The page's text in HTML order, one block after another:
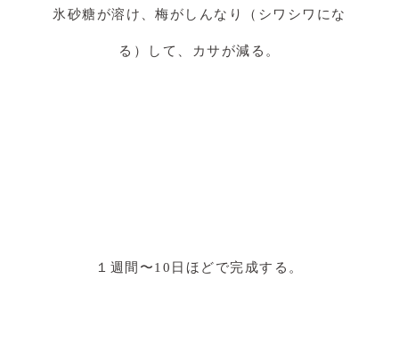
氷砂糖が溶け、梅がしんなり（シワシワにな
る）して、カサが減る。
１週間〜10日ほどで完成する。